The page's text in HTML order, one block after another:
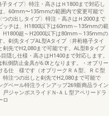
タイプ〉特注・高さはＨ1800まで対応し
、60mm〜135mmの範囲内で変更可能で
つの出しタイプ〉特注・高さはＨ2000まで
ッチは、H1800以下は60mm～135mmの範
H1800超～H2000以下は80mm～135mmの
。剣先タイプAL型Aタイプ〈井桁格子タイ
剣先でH2,080まで可能です。AL型Bタイプ
隠し仕様・高さはH1400まで対応します。
転倒防止金具が6.0tとなります。・オブリー
る仕 様です（オブリークＲＡ型、ＲＣ型
特注つの出しと剣先でH2,080まで可能で
グベール特注ラインアップ269新商品ライン
ジャンボスライドＮ-ＡＬ型アペリードラ
ロ